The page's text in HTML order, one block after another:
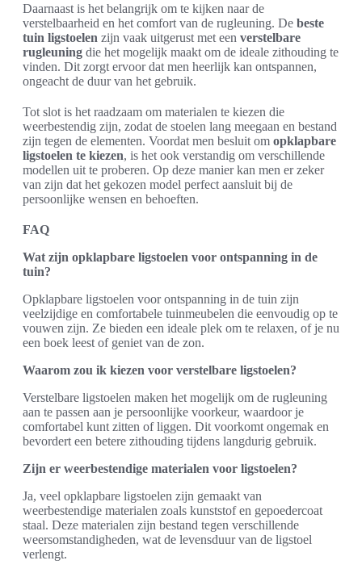
Daarnaast is het belangrijk om te kijken naar de
verstelbaarheid en het comfort van de rugleuning. De beste
tuin ligstoelen zijn vaak uitgerust met een verstelbare
rugleuning die het mogelijk maakt om de ideale zithouding te
vinden. Dit zorgt ervoor dat men heerlijk kan ontspannen,
ongeacht de duur van het gebruik.
Tot slot is het raadzaam om materialen te kiezen die
weerbestendig zijn, zodat de stoelen lang meegaan en bestand
zijn tegen de elementen. Voordat men besluit om opklapbare
ligstoelen te kiezen, is het ook verstandig om verschillende
modellen uit te proberen. Op deze manier kan men er zeker
van zijn dat het gekozen model perfect aansluit bij de
persoonlijke wensen en behoeften.
FAQ
Wat zijn opklapbare ligstoelen voor ontspanning in de
tuin?
Opklapbare ligstoelen voor ontspanning in de tuin zijn
veelzijdige en comfortabele tuinmeubelen die eenvoudig op te
vouwen zijn. Ze bieden een ideale plek om te relaxen, of je nu
een boek leest of geniet van de zon.
Waarom zou ik kiezen voor verstelbare ligstoelen?
Verstelbare ligstoelen maken het mogelijk om de rugleuning
aan te passen aan je persoonlijke voorkeur, waardoor je
comfortabel kunt zitten of liggen. Dit voorkomt ongemak en
bevordert een betere zithouding tijdens langdurig gebruik.
Zijn er weerbestendige materialen voor ligstoelen?
Ja, veel opklapbare ligstoelen zijn gemaakt van
weerbestendige materialen zoals kunststof en gepoedercoat
staal. Deze materialen zijn bestand tegen verschillende
weersomstandigheden, wat de levensduur van de ligstoel
verlengt.